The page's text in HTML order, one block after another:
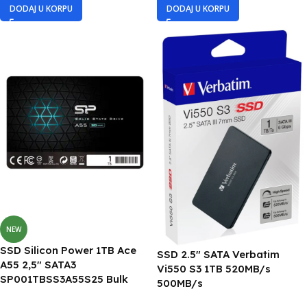
DODAJ U KORPU DODAJ U KORPU
NEW
SSD Silicon Power 1TB Ace
A55 2,5″ SATA3
SP001TBSS3A55S25 Bulk
SSD 2.5″ SATA Verbatim
Vi550 S3 1TB 520MB/s
500MB/s